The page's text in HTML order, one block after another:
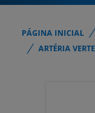
PÁGINA INICIAL
ARTÉRIA